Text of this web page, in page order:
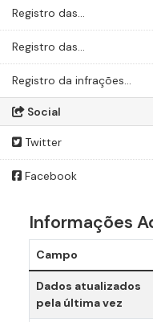
Registro das...
Registro das...
Registro da infrações...
Social
Twitter
Facebook
Informações
Campo
Dados atualizados
pela última vez